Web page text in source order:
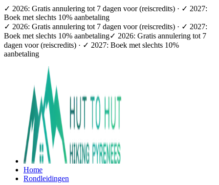
✓ 2026: Gratis annulering tot 7 dagen voor (reiscredits) · ✓ 2027:
Boek met slechts 10% aanbetaling
✓ 2026: Gratis annulering tot 7 dagen voor (reiscredits) · ✓ 2027:
Boek met slechts 10% aanbetaling✓ 2026: Gratis annulering tot 7
dagen voor (reiscredits) · ✓ 2027: Boek met slechts 10%
aanbetaling
Home
Rondleidingen